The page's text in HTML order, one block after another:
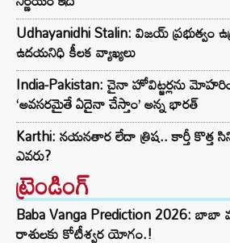
Udhayanidhi Stalin: విజయ్
ఉదయనిధి కీలక వ్యాఖ్యలు
India-Pakistan: చైనా హోవిట్జర్లను
‘అవసరమైతే ఏదైనా చేస్తాం’ అన్న భారత్
Karthi: నయనతార లేదా త్రిష.. కార్తీ
ఎవరు?
ట్రెండింగ్‌
Baba Vanga Prediction 2026:
రాశులకు కోటీశ్వర యోగం.!